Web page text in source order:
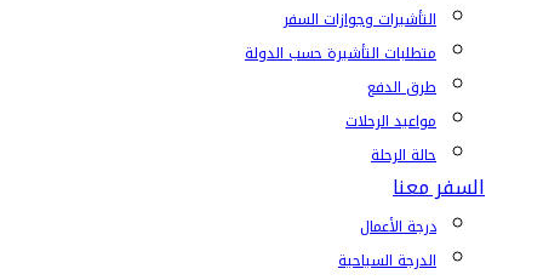
التأشيرات وجوازات السفر
متطلبات التأشيرة حسب الدولة
طرق الدفع
مواعيد الرحلات
حالة الرحلة
السفر معنا
درجة الأعمال
الدرجة السياحية